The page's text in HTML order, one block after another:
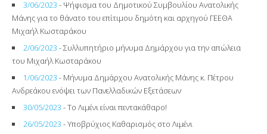
3/06/2023 - Ψήφισμα του Δημοτικού Συμβουλίου Ανατολικής
Μάνης για το θάνατο του επίτιμου δημότη και αρχηγού ΓΕΕΘΑ
Μιχαήλ Κωσταράκου
2/06/2023 - Συλλυπητήριο μήνυμα Δημάρχου για την απώλεια
του Μιχαήλ Κωσταράκου
1/06/2023 - Μήνυμα Δημάρχου Ανατολικής Μάνης κ. Πέτρου
Ανδρεάκου ενόψει των Πανελλαδικών Εξετάσεων
30/05/2023 - Το Λιμένι είναι πεντακάθαρο!
26/05/2023 - Υποβρύχιος Καθαρισμός στο Λιμένι